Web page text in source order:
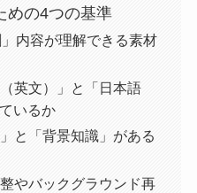
めの4つの基準
内容が理解できる素材
英文）」と「日本語
いるか
と「背景知識」がある
やバックグラウンド再